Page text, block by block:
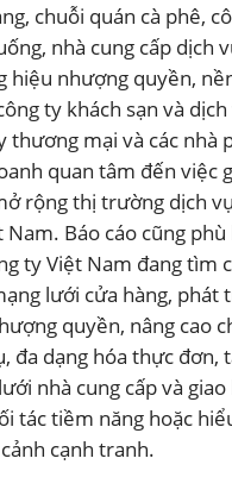
chuỗi quán cà phê,
nhà cung cấp dịch
hiệu nhượng quyền,
ty khách sạn và
thương mại và các nhà
quan tâm đến việc
rộng thị trường dịch
Nam. Báo cáo cũng
ty Việt Nam đang tìm
lưới cửa hàng, phát
quyền, nâng cao
đa dạng hóa thực đơn,
nhà cung cấp và giao
tác tiềm năng hoặc
cạnh tranh.